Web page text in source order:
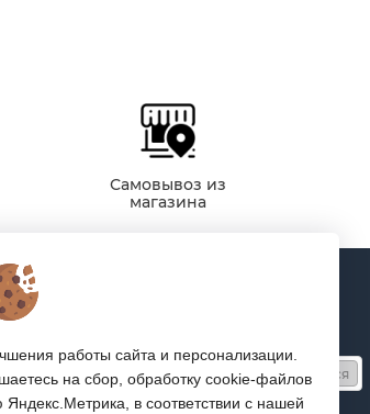
Самовывоз из
магазина
Подписка
Подписаться
Согласен на обработкуперсональных данных
работы сайта и персонализации.
на сбор, обработку cookie-файлов
в соответствии с нашей